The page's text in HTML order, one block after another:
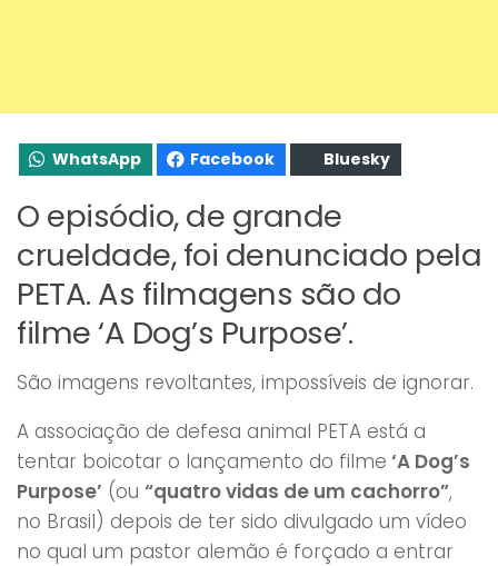
WhatsApp Facebook Bluesky
O episódio, de grande
crueldade, foi denunciado pela
PETA. As filmagens são do
filme ‘A Dog’s Purpose’.
São imagens revoltantes, impossíveis de ignorar.
A associação de defesa animal PETA está a
tentar boicotar o lançamento do filme ‘A Dog’s
Purpose’ (ou “quatro vidas de um cachorro”,
no Brasil) depois de ter sido divulgado um vídeo
no qual um pastor alemão é forçado a entrar